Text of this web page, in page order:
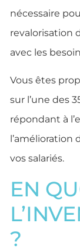
nécessaire
revalorisation
avec les
Vous êtes
sur l’une des
répondant à
l’amélioration
vos salariés.
EN
?